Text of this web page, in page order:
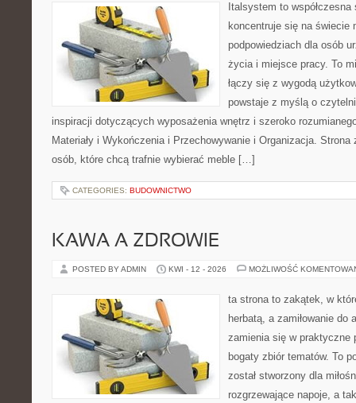
Italsystem to
koncentruje się na świecie
podpowiedziach dla osób
życia i miejsce pracy. To
łączy się z wygodą
powstaje z myślą o
inspiracji dotyczących wyposażenia wnętrz i szeroko
Materiały i Wykończenia i Przechowywanie i Organizacja. Strona
osób, które chcą trafnie wybierać meble […]
CATEGORIES: BUDOWNICTWO
KAWA A ZDROWIE
POSTED BY ADMIN KWI - 12 - 2026 MOŻLIWOŚĆ
ta strona to zakątek, w
herbatą, a zamiłowanie do
zamienia się w praktyczne
bogaty zbiór tematów. To
został stworzony dla
rozgrzewające napoje, a